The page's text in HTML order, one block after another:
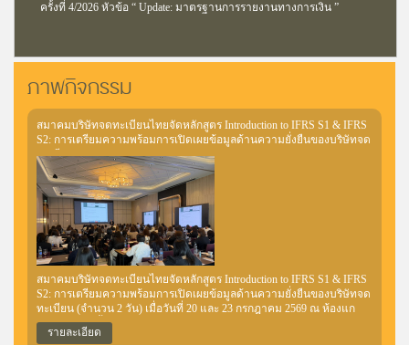
ครั้งที่ 4/2026 หัวข้อ “ Update: มาตรฐานการรายงานทางการเงิน ”
ภาพกิจกรรม
สมาคมบริษัทจดทะเบียนไทยจัดหลักสูตร Introduction to IFRS S1 & IFRS
S2: การเตรียมความพร้อมการเปิดเผยข้อมูลด้านความยั่งยืนของบริษัทจด
ทะเบียน
สมาคมบริษัทจดทะเบียนไทยจัดหลักสูตร Introduction to IFRS S1 & IFRS
S2: การเตรียมความพร้อมการเปิดเผยข้อมูลด้านความยั่งยืนของบริษัทจด
ทะเบียน (จำนวน 2 วัน) เมื่อวันที่ 20 และ 23 กรกฎาคม 2569 ณ ห้องแก
รนด์ บอลรูม ชั้น 8 โรงแรมเมอร์เคียว กรุงเทพฯ สุขุมวิท 24 วัตถุประสงค์
เพื่อสร้างความรู้และความเข้าใจเกี่ยวกับหลักการและแนวทางการเปิด
รายละเอียด